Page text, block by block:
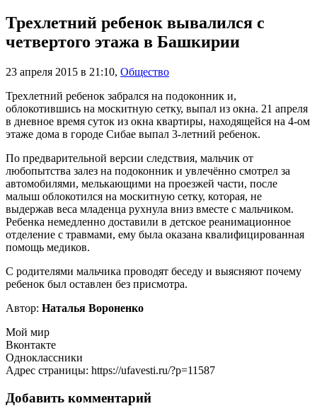
Трехлетний ребенок вывалился с
четвертого этажа в Башкирии
23 апреля 2015 в 21:10, Общество
Трехлетний ребенок забрался на подоконник и,
облокотившись на москитную сетку, выпал из окна. 21 апреля
в дневное время суток из окна квартиры, находящейся на 4-ом
этаже дома в городе Сибае выпал 3-летний ребенок.
По предварительной версии следствия, мальчик от
любопытства залез на подоконник и увлечённо смотрел за
автомобилями, мелькающими на проезжей части, после
малыш облокотился на москитную сетку, которая, не
выдержав веса младенца рухнула вниз вместе с мальчиком.
Ребенка немедленно доставили в детское реанимационное
отделение с травмами, ему была оказана квалифицированная
помощь медиков.
С родителями мальчика проводят беседу и выясняют почему
ребенок был оставлен без присмотра.
Автор: Наталья Вороненко
Мой мир
Вконтакте
Одноклассники
Адрес страницы: https://ufavesti.ru/?p=11587
Добавить комментарий